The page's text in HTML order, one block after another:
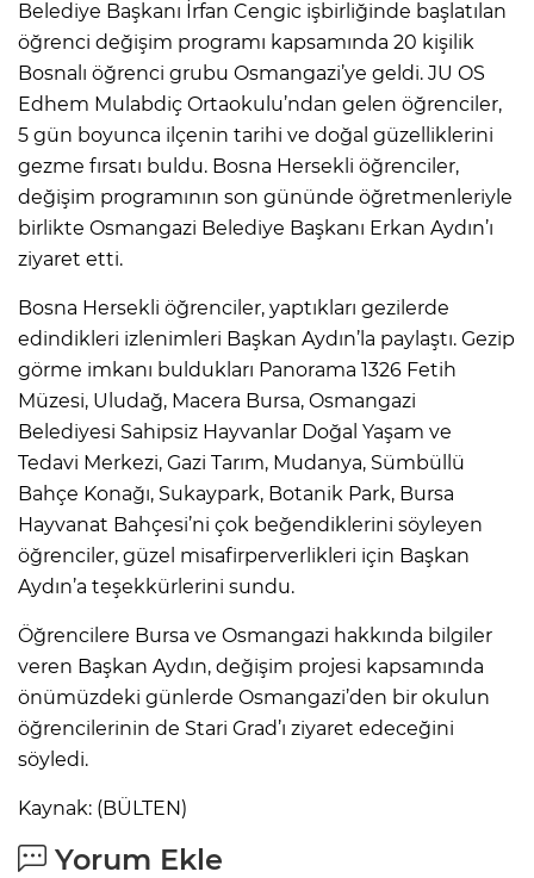
Belediye Başkanı İrfan Cengic işbirliğinde başlatılan
öğrenci değişim programı kapsamında 20 kişilik
Bosnalı öğrenci grubu Osmangazi’ye geldi. JU OS
Edhem Mulabdiç Ortaokulu’ndan gelen öğrenciler,
5 gün boyunca ilçenin tarihi ve doğal güzelliklerini
gezme fırsatı buldu. Bosna Hersekli öğrenciler,
değişim programının son gününde öğretmenleriyle
birlikte Osmangazi Belediye Başkanı Erkan Aydın’ı
ziyaret etti.
Bosna Hersekli öğrenciler, yaptıkları gezilerde
edindikleri izlenimleri Başkan Aydın’la paylaştı. Gezip
görme imkanı buldukları Panorama 1326 Fetih
Müzesi, Uludağ, Macera Bursa, Osmangazi
Belediyesi Sahipsiz Hayvanlar Doğal Yaşam ve
Tedavi Merkezi, Gazi Tarım, Mudanya, Sümbüllü
Bahçe Konağı, Sukaypark, Botanik Park, Bursa
Hayvanat Bahçesi’ni çok beğendiklerini söyleyen
öğrenciler, güzel misafirperverlikleri için Başkan
Aydın’a teşekkürlerini sundu.
Öğrencilere Bursa ve Osmangazi hakkında bilgiler
veren Başkan Aydın, değişim projesi kapsamında
önümüzdeki günlerde Osmangazi’den bir okulun
öğrencilerinin de Stari Grad’ı ziyaret edeceğini
söyledi.
Kaynak: (BÜLTEN)
Yorum Ekle